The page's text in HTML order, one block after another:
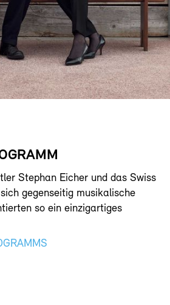
Stephan Eicher und das Swiss
gegenseitig musikalische
so ein einzigartiges